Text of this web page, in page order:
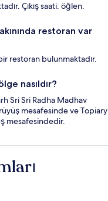
Çıkış saati: öğlen.
restoran var
restoran bulunmaktadır.
nasıldır?
Sri Sri Radha Madhav
mesafesinde ve Topiary
mesafesindedir.